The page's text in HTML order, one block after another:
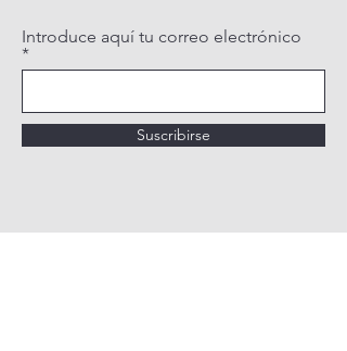
Introduce aquí tu correo electrónico
Suscribirse